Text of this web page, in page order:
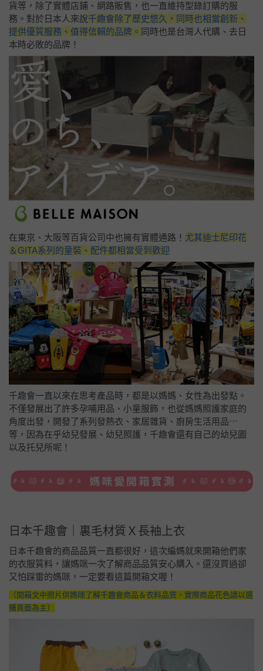
貨等，除了實體店鋪、網路販售，也一直維持型錄訂購的服
務。對於日本人來說千趣會除了歷史悠久，同時也相當創新、
提供優質服務、值得信賴的品牌。 同時也是台灣人代購、去日
本時必敗的品牌！
在東京、大阪等百貨公司中也擁有實體通路！ 尤其迪士尼印花
＆GITA系列的童裝、配件都相當受到歡迎
千趣會一直以來在思考產品時，都是以媽媽、女性為出發點。
不僅發展出了許多孕哺用品、小童服飾，也從媽媽照護家庭的
角度出發，開發了系列發熱衣、家居雜貨、廚房生活用品⋯
等，因為在乎幼兒發展、幼兒照護，千趣會還有自己的幼兒園
以及托兒所呢！
日本千趣會｜裏毛材質Ｘ長袖上衣
日本千趣會的商品品質一直都很好，這次編媽就來開箱他們家
的衣服質料，讓媽咪一次了解商品品質安心購入。還沒買過卻
又怕踩雷的媽咪，一定要看這篇開箱文喔！
（開箱文中照片供媽咪了解千趣會商品＆衣料品質，實際商品花色請以選
購頁面為主）